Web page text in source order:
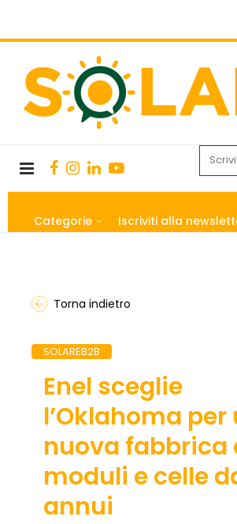
Categorie Iscriviti alla
Torna indietro
SOLAREB2B
Enel sceglie
l’Oklahoma per
nuova fabbrica
moduli e celle
annui